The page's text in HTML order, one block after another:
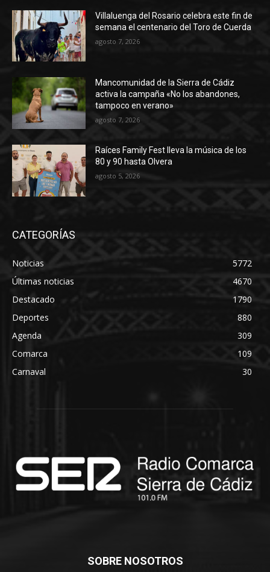
Villaluenga del Rosario celebra este fin de
semana el centenario del Toro de Cuerda
agosto 7, 2026
Mancomunidad de la Sierra de Cádiz
activa la campaña «No los abandones,
tampoco en verano»
agosto 7, 2026
Raíces Family Fest lleva la música de los
80 y 90 hasta Olvera
agosto 5, 2026
CATEGORÍAS
Noticias
5772
Últimas noticias
4670
Destacado
1790
Deportes
880
Agenda
309
Comarca
109
Carnaval
30
SOBRE NOSOTROS